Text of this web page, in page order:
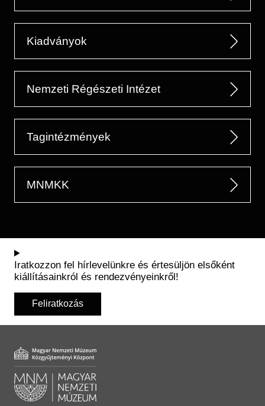
Kiadványok
Nemzeti Régészeti Intézet
Tagintézmények
MNMKK
Iratkozzon fel hírlevelünkre és értesüljön elsőként
kiállításainkról és rendezvényeinkről!
Feliratkozás